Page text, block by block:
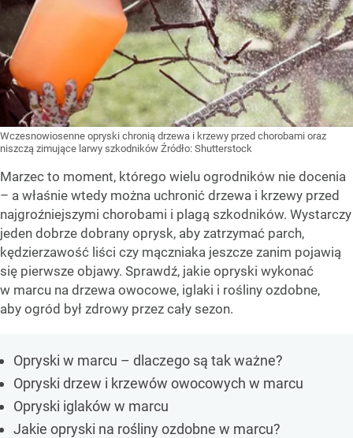
Wczesnowiosenne opryski chronią drzewa i krzewy przed chorobami oraz
niszczą zimujące larwy szkodników Źródło: Shutterstock
Marzec to moment, którego wielu ogrodników nie docenia
– a właśnie wtedy można uchronić drzewa i krzewy przed
najgroźniejszymi chorobami i plagą szkodników. Wystarczy
jeden dobrze dobrany oprysk, aby zatrzymać parch,
kędzierzawość liści czy mączniaka jeszcze zanim pojawią
się pierwsze objawy. Sprawdź, jakie opryski wykonać
w marcu na drzewa owocowe, iglaki i rośliny ozdobne,
aby ogród był zdrowy przez cały sezon.
Opryski w marcu – dlaczego są tak ważne?
Opryski drzew i krzewów owocowych w marcu
Opryski iglaków w marcu
Jakie opryski na rośliny ozdobne w marcu?